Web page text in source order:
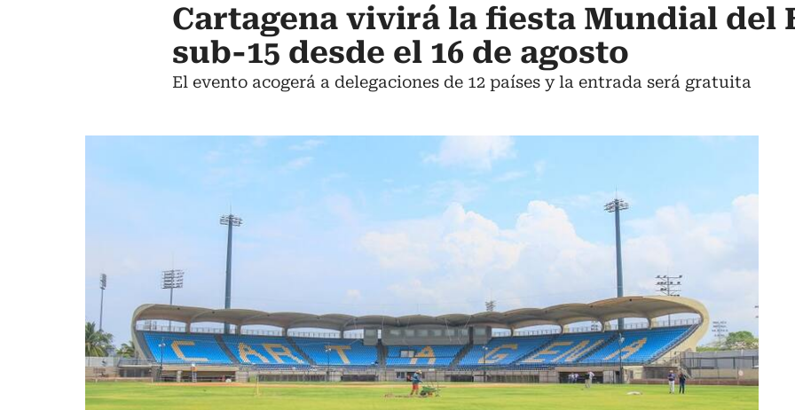
Cartagena vivirá la fiesta Mundial del
sub-15 desde el 16 de agosto
El evento acogerá a delegaciones de 12 países y la entrada será gratuita